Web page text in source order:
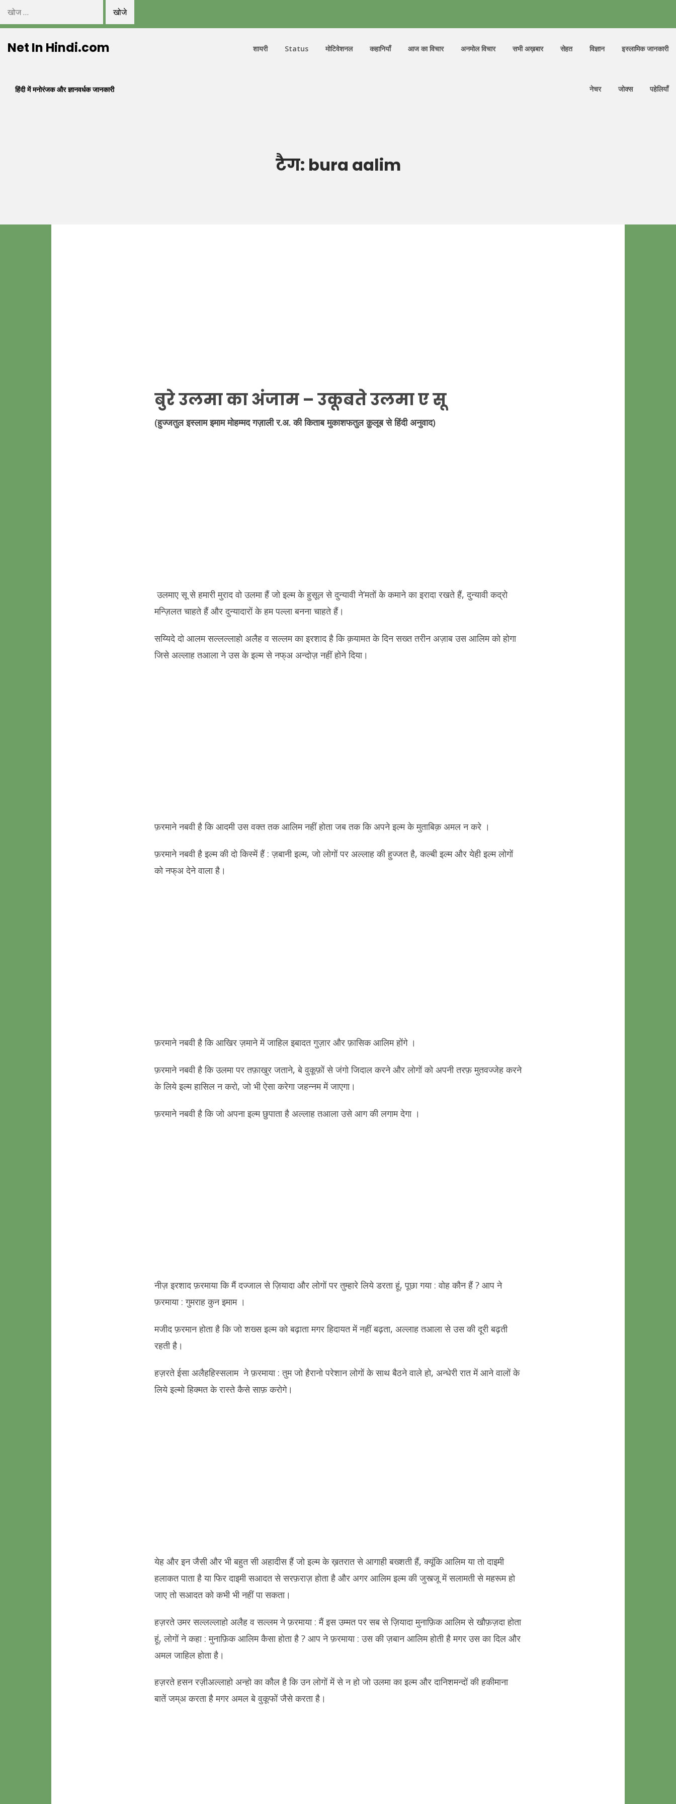
निम्न
को
खोजें:
toNet In Hindi.com
हिंदी में मनोरंजक और ज्ञानवर्धक जानकारी
शायरी Status मोटिवेशनल कहानियाँ आज का विचार अनमोल विचार सभी अख़बार सेहत विज्ञान इस्लामिक जानकारी
नेचर जोक्स पहेलियाँ
टैग: bura aalim
बुरे उलमा का अंजाम – उकूबते उलमा ए सू
(हुज्जतुल इस्लाम इमाम मोहम्मद गज़ाली र.अ. की किताब मुकाशफतुल क़ुलूब से हिंदी अनुवाद)
उलमाए सू से हमारी मुराद वो उलमा हैं जो इल्म के हुसूल से दुन्यावी ने’मतों के कमाने का इरादा रखते हैं, दुन्यावी कद्रो
मन्ज़िलत चाहते हैं और दुन्यादारों के हम पल्ला बनना चाहते हैं।
सय्यिदे दो आलम सल्लल्लाहो अलैह व सल्लम का इरशाद है कि क़यामत के दिन सख्त तरीन अज़ाब उस आलिम को होगा
जिसे अल्लाह तआला ने उस के इल्म से नफ्अ अन्दोज़ नहीं होने दिया।
फ़रमाने नबवी है कि आदमी उस वक्त तक आलिम नहीं होता जब तक कि अपने इल्म के मुताबिक़ अमल न करे ।
फ़रमाने नबवी है इल्म की दो किस्में हैं : ज़बानी इल्म, जो लोगों पर अल्लाह की हुज्जत है, कल्बी इल्म और येही इल्म लोगों
को नफ्अ देने वाला है।
फ़रमाने नबवी है कि आखिर ज़माने में जाहिल इबादत गुज़ार और फ़ासिक आलिम होंगे ।
फ़रमाने नबवी है कि उलमा पर तफ़ाखुर जताने, बे वुकूफ़ों से जंगो जिदाल करने और लोगों को अपनी तरफ़ मुतवज्जेह करने
के लिये इल्म हासिल न करो, जो भी ऐसा करेगा जहन्नम में जाएगा।
फ़रमाने नबवी है कि जो अपना इल्म छुपाता है अल्लाह तआला उसे आग की लगाम देगा ।
नीज़ इरशाद फ़रमाया कि मैं दज्जाल से ज़ियादा और लोगों पर तुम्हारे लिये डरता हूं, पूछा गया : वोह कौन हैं ? आप ने
फ़रमाया : गुमराह कुन इमाम ।
मजीद फ़रमान होता है कि जो शख्स इल्म को बढ़ाता मगर हिदायत में नहीं बढ़ता, अल्लाह तआला से उस की दूरी बढ़ती
रहती है।
हज़रते ईसा अलैहहिस्सलाम ने फ़रमाया : तुम जो हैरानो परेशान लोगों के साथ बैठने वाले हो, अन्धेरी रात में आने वालों के
लिये इल्मो हिक्मत के रास्ते कैसे साफ़ करोगे।
येह और इन जैसी और भी बहुत सी अहादीस हैं जो इल्म के ख़तरात से आगाही बख्शती हैं, क्यूंकि आलिम या तो दाइमी
हलाकत पाता है या फिर दाइमी सआदत से सरफ़राज़ होता है और अगर आलिम इल्म की जुस्त्जू में सलामती से महरूम हो
जाए तो सआदत को कभी भी नहीं पा सकता।
हज़रते उमर सल्लल्लाहो अलैह व सल्लम ने फ़रमाया : मैं इस उम्मत पर सब से ज़ियादा मुनाफ़िक आलिम से खौफ़ज़दा होता
हूं, लोगों ने कहा : मुनाफ़िक आलिम कैसा होता है ? आप ने फ़रमाया : उस की ज़बान आलिम होती है मगर उस का दिल और
अमल जाहिल होता है।
हज़रते हसन रज़ीअल्लाहो अन्हो का कौल है कि उन लोगों में से न हो जो उलमा का इल्म और दानिशमन्दों की हकीमाना
बातें जम्अ करता है मगर अमल बे वुकूफों जैसे करता है।